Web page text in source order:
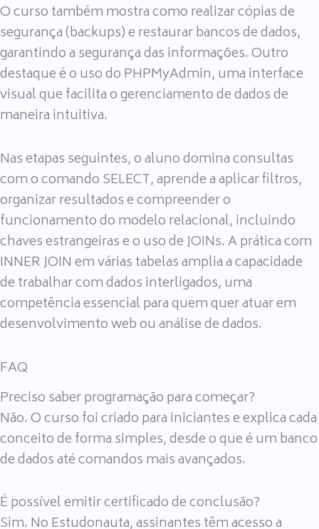
O curso também mostra como realizar cópias de
segurança (backups) e restaurar bancos de dados,
garantindo a segurança das informações. Outro
destaque é o uso do PHPMyAdmin, uma interface
visual que facilita o gerenciamento de dados de
maneira intuitiva.
Nas etapas seguintes, o aluno domina consultas
com o comando SELECT, aprende a aplicar filtros,
organizar resultados e compreender o
funcionamento do modelo relacional, incluindo
chaves estrangeiras e o uso de JOINs. A prática com
INNER JOIN em várias tabelas amplia a capacidade
de trabalhar com dados interligados, uma
competência essencial para quem quer atuar em
desenvolvimento web ou análise de dados.
FAQ
Preciso saber programação para começar?
Não. O curso foi criado para iniciantes e explica cada
conceito de forma simples, desde o que é um banco
de dados até comandos mais avançados.
É possível emitir certificado de conclusão?
Sim. No Estudonauta, assinantes têm acesso a